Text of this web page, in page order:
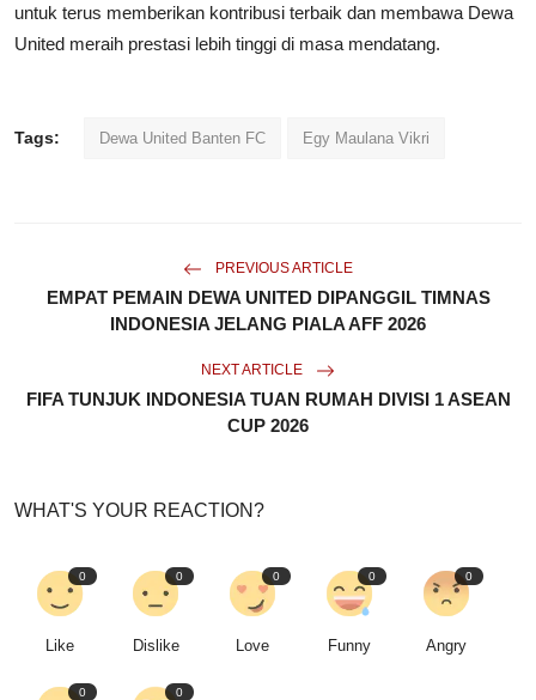
untuk terus memberikan kontribusi terbaik dan membawa Dewa
United meraih prestasi lebih tinggi di masa mendatang.
Tags: Dewa United Banten FC Egy Maulana Vikri
PREVIOUS ARTICLE
EMPAT PEMAIN DEWA UNITED DIPANGGIL TIMNAS
INDONESIA JELANG PIALA AFF 2026
NEXT ARTICLE
FIFA TUNJUK INDONESIA TUAN RUMAH DIVISI 1 ASEAN
CUP 2026
WHAT'S YOUR REACTION?
0
Like
0
Dislike
0
Love
0
Funny
0
Angry
0 0